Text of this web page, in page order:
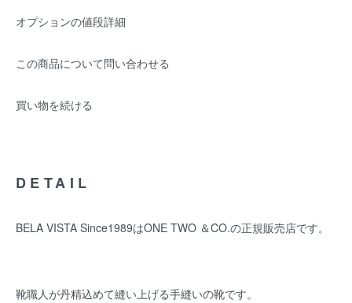
オプションの値段詳細
この商品について問い合わせる
買い物を続ける
DETAIL
BELA VISTA Since1989はONE TWO ＆CO.の正規販売店です。
靴職人が丹精込めて縫い上げる手縫いの靴です。